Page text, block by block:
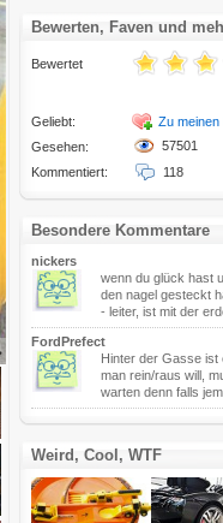
Bewerten, Faven und
Bewertet
Geliebt:
Gesehen:
Kommentiert:
Zu
57501
118
Besondere Kommentare
nickers
wenn du glück hast
den nagel gesteckt
- leiter, ist mit der
FordPrefect
Hinter der Gasse ist
man rein/raus will,
warten denn falls
Weird, Cool, WTF